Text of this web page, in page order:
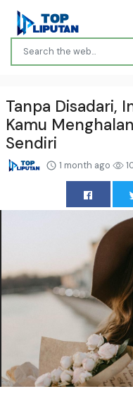
Tanpa Disadari,
Kamu
Sendiri
1 month ago